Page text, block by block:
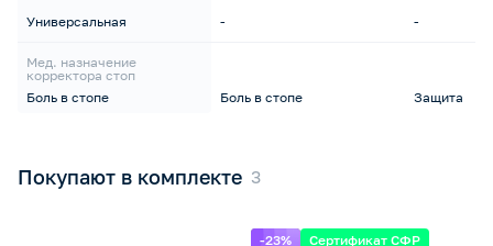
Универсальная
Мед. назначение
корректора стоп
Боль в стопе
-
Боль в стопе
-
Защита
Покупают в комплекте
-23% Сертификат СФР